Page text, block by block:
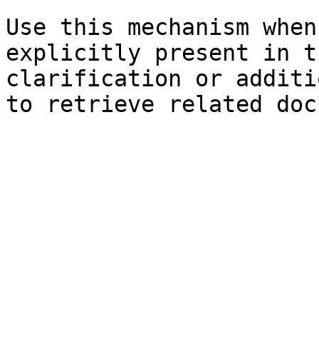
Use this mechanism
explicitly present in
clarification or